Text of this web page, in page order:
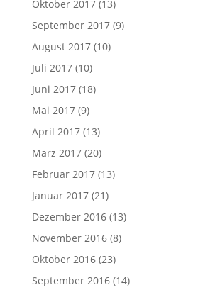
Oktober 2017(13)
September 2017(9)
August 2017(10)
Juli 2017(10)
Juni 2017(18)
Mai 2017(9)
April 2017(13)
März 2017(20)
Februar 2017(13)
Januar 2017(21)
Dezember 2016(13)
November 2016(8)
Oktober 2016(23)
September 2016(14)